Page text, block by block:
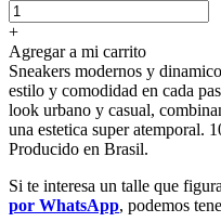
+
Agregar a mi carrito
Sneakers modernos y
estilo y comodidad en cada
look urbano y casual,
una estetica super atemporal.
Producido en Brasil.
Si te interesa un talle que
por WhatsApp, podemos